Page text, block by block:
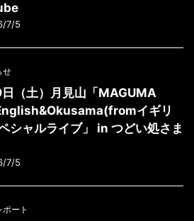
7/5
せ
（土）月見山「MAGUMA
イギリ
シャルライブ」 in つどい処さま
7/5
ート